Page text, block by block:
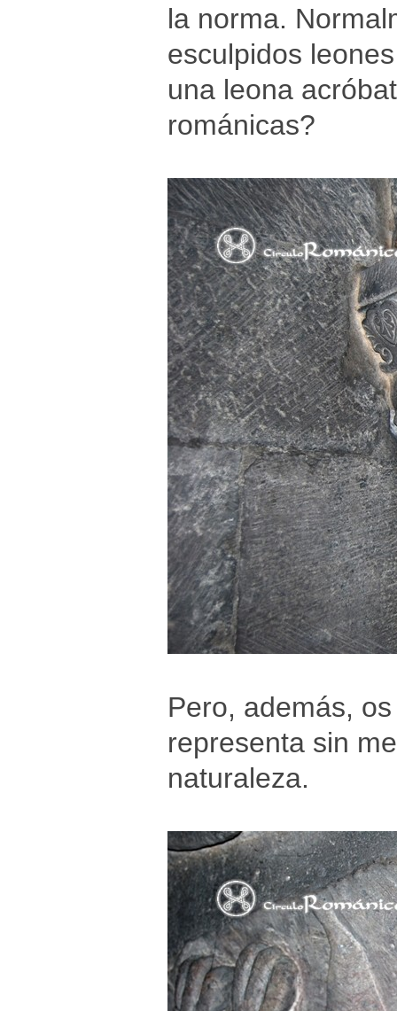
la norma.
esculpidos
una leona
románicas?
Pero, además,
representa sin
naturaleza.